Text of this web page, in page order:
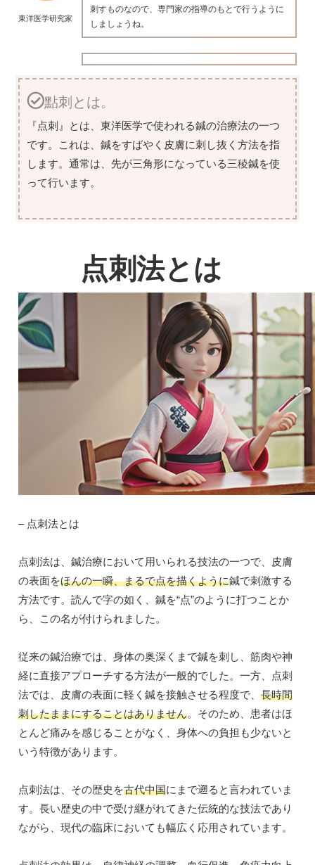
東洋医学研究家
刺すものなので、専門家の指導のもとで行うように
しましょうね。
點刺とは。
『点刺』とは、東洋医学で使われる鍼の治療法の一つ
です。これは、鍼をすばやく皮膚に刺し抜く方法を指
します。通常は、先が三角形になっている三稜鍼を使
って行います。
点刺法とは
– 点刺法とは
点刺法は、鍼治療において用いられる技法の一つで、皮膚
の表面をほんの一瞬、まるで点を描くように鍼で刺激する
方法です。読んで字の如く、鍼を“点”のように打つことか
ら、この名が付けられました。
従来の鍼治療では、身体の奥深くまで鍼を刺し、筋肉や神
経に直接アプローチする方法が一般的でした。一方、点刺
法では、皮膚の表面に軽く鍼を接触させる程度で、 長時間
刺したままにすることはありません。そのため、患者はほ
とんど痛みを感じることがなく、身体への負担も少ないと
いう特徴があります。
点刺法は、その歴史を古代中国にまで遡ると言われていま
す。長い歴史の中で受け継がれてきた伝統的な技法であり
ながら、現代の臨床においても幅広く応用されています。